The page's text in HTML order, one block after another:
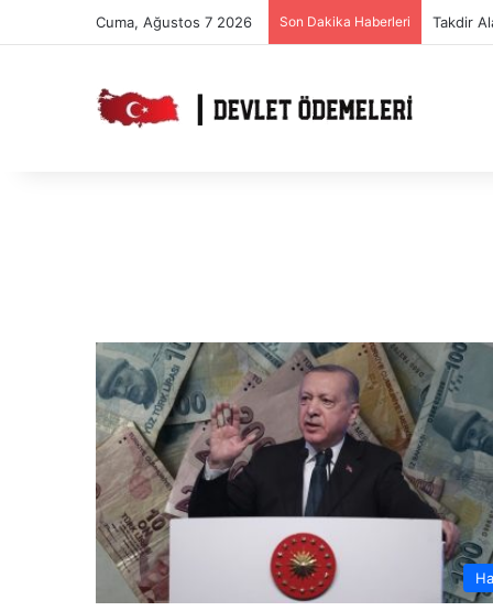
Cuma, Ağustos 7 2026 Son Dakika Haberleri Takdir